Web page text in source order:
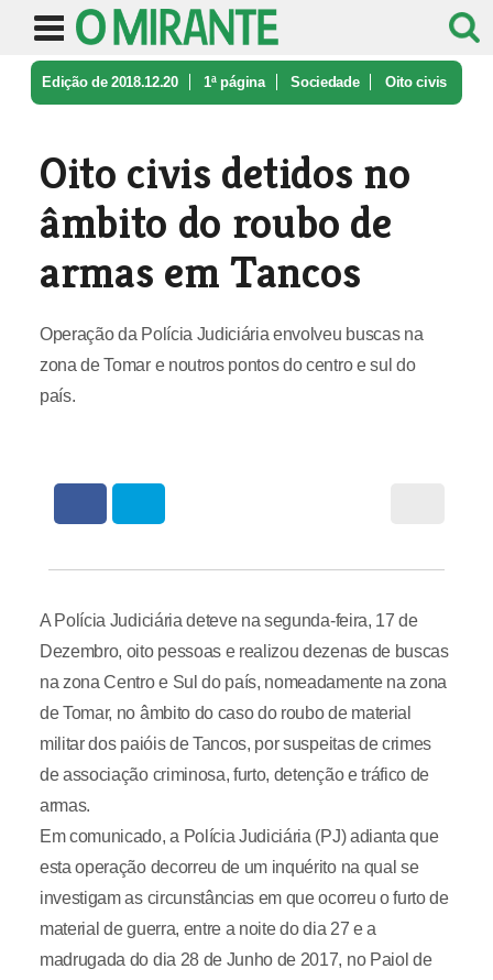
Edição de 2018.12.20 1ª página Sociedade Oito civis
Oito civis detidos no
âmbito do roubo de
armas em Tancos
Operação da Polícia Judiciária envolveu buscas na
zona de Tomar e noutros pontos do centro e sul do
país.
A Polícia Judiciária deteve na segunda-feira, 17 de
Dezembro, oito pessoas e realizou dezenas de buscas
na zona Centro e Sul do país, nomeadamente na zona
de Tomar, no âmbito do caso do roubo de material
militar dos paióis de Tancos, por suspeitas de crimes
de associação criminosa, furto, detenção e tráfico de
armas.
Em comunicado, a Polícia Judiciária (PJ) adianta que
esta operação decorreu de um inquérito na qual se
investigam as circunstâncias em que ocorreu o furto de
material de guerra, entre a noite do dia 27 e a
madrugada do dia 28 de Junho de 2017, no Paiol de